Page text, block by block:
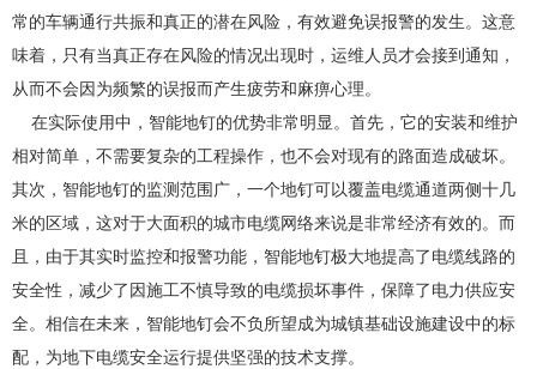
常的车辆通行共振和真正的潜在风险，有效避免误报警的发生。这意
味着，只有当真正存在风险的情况出现时，运维人员才会接到通知，
从而不会因为频繁的误报而产生疲劳和麻痹心理。
在实际使用中，智能地钉的优势非常明显。首先，它的安装和维护
相对简单，不需要复杂的工程操作，也不会对现有的路面造成破坏。
其次，智能地钉的监测范围广，一个地钉可以覆盖电缆通道两侧十几
米的区域，这对于大面积的城市电缆网络来说是非常经济有效的。而
且，由于其实时监控和报警功能，智能地钉极大地提高了电缆线路的
安全性，减少了因施工不慎导致的电缆损坏事件，保障了电力供应安
全。相信在未来，智能地钉会不负所望成为城镇基础设施建设中的标
配，为地下电缆安全运行提供坚强的技术支撑。